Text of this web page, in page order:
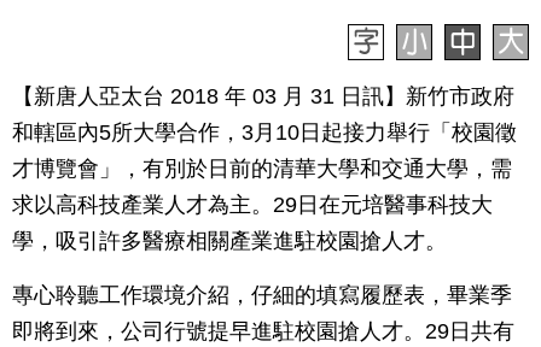
【新唐人亞太台 2018 年 03 月 31 日訊】新竹市政府
和轄區內5所大學合作，3月10日起接力舉行「校園徵
才博覽會」，有別於日前的清華大學和交通大學，需
求以高科技產業人才為主。29日在元培醫事科技大
學，吸引許多醫療相關產業進駐校園搶人才。
專心聆聽工作環境介紹，仔細的填寫履歷表，畢業季
即將到來，公司行號提早進駐校園搶人才。29日共有